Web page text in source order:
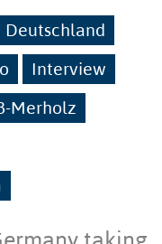
Deutschland
Interview
Merholz